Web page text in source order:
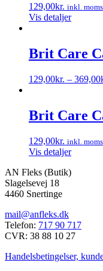
129,00kr. inkl. moms
Vis detaljer
Brit Care
129,00kr. – 369,00
har
flere
Mulighederne
kan
på
varesiden
Brit Care
129,00kr. inkl. moms
Vis detaljer
AN Fleks (Butik)
Slagelsevej 18
4460 Snertinge
mail@anfleks.dk
Telefon: 717 90 717
CVR: 38 88 10 27
Handelsbetingelser,